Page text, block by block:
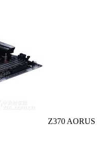
Z370 AORUS